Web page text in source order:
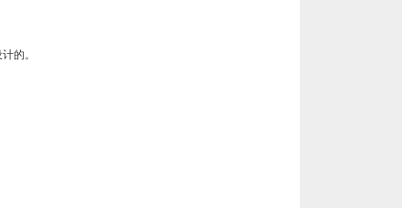
的。